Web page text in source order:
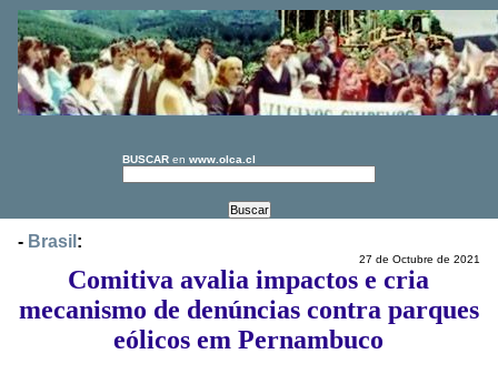
BUSCAR en www.olca.cl
- Brasil :
27 de Octubre de 2021
Comitiva avalia impactos e cria
mecanismo de denúncias contra parques
eólicos em Pernambuco